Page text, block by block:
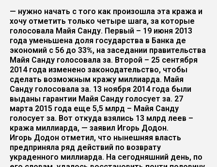
— нужно начать с того как произошла эта кража и
хочу отметить только четыре шага, за которые
голосовала Майя Санду. Первый – 19 июня 2013
года уменьшена доля государства в Банка де
экономий с 56 до 33%, на заседании правительства
Майя Санду голосовала за. Второй – 25 сентября
2014 года изменено законодательство, чтобы
сделать возможным кражу миллиарда. Майя
Санду голосовала за. 13 ноября 2014 года были
выданы гарантии Майя Санду голосует за. 27
марта 2015 года еще 5,5 млрд – Майя Санду
голосует за. Вот откуда взялись 13 млрд леев –
кража миллиарда, — заявил Игорь Додон.
Игорь Додон отметил, что нынешняя власть
предприняла ряд действий по возврату
украденного миллиарда. На сегодняшний день, по